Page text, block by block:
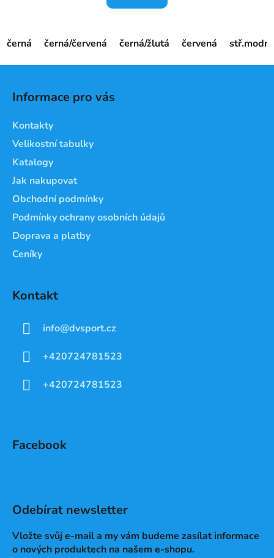
černá černá/červená černá/žlutá červená stř.modrá
Informace pro vás
Kontakty
Velikostní tabulky
Katalogy
Jak nakupovat
Obchodní podmínky
Podmínky ochrany osobních údajů
Doprava a platby
Ceníky
Kontakt
info@dvsport.cz
+420724781523
+420724781523
Facebook
Odebírat newsletter
Vložte svůj e-mail a my vám budeme zasílat informace
o nových produktech na našem e-shopu.